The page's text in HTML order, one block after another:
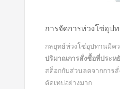
การจัดการห่วงโซ่อุป
กลยุทธ์ห่วงโซ่อุปทานมีค
ปริมาณการสั่งซื้อที่ประห
สต็อกกับส่วนลดจากการ
ตัดเทปอย่างมาก